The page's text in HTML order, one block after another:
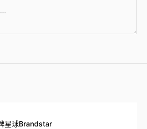
星球Brandstar